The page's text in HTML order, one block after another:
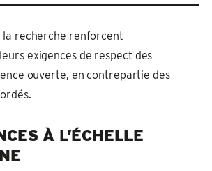
la recherche renforcent
exigences de respect des
ouverte, en contrepartie des
À L’ÉCHELLE